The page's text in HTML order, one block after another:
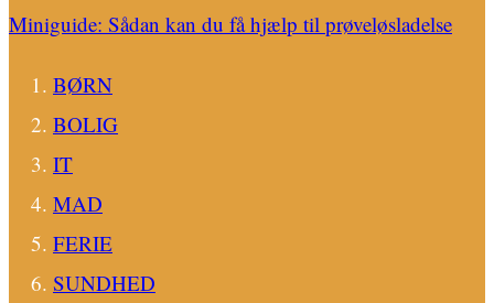
Miniguide: Sådan kan du få hjælp til prøveløsladelse
BØRN
BOLIG
IT
MAD
FERIE
SUNDHED